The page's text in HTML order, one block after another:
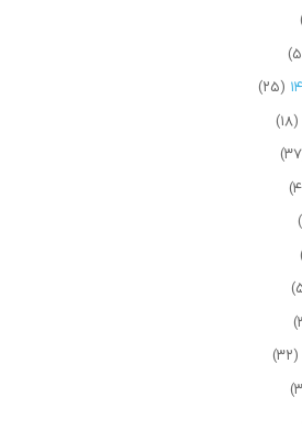
(۲۵)
(۱۸)
(۳۲)